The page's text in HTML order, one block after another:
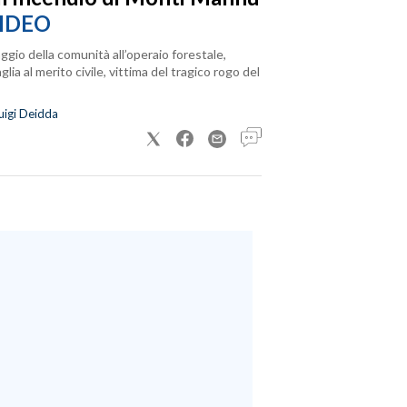
della comunità all’operaio forestale,
al merito civile, vittima del tragico rogo del
Deidda